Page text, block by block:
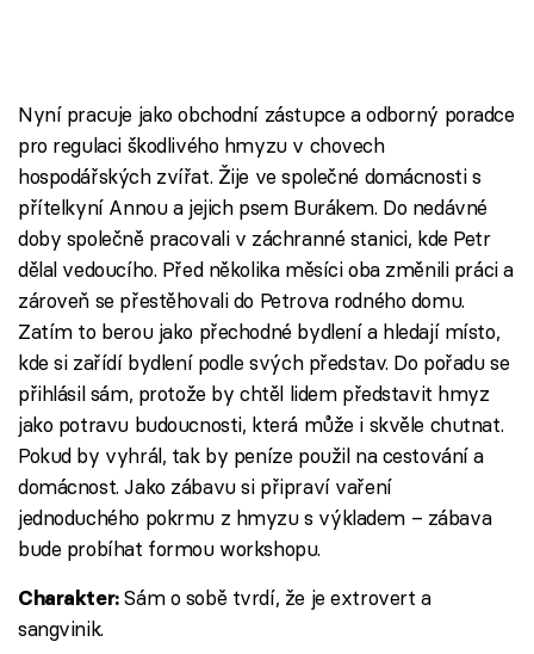
Nyní pracuje jako obchodní zástupce a odborný poradce
pro regulaci škodlivého hmyzu v chovech
hospodářských zvířat. Žije ve společné domácnosti s
přítelkyní Annou a jejich psem Burákem. Do nedávné
doby společně pracovali v záchranné stanici, kde Petr
dělal vedoucího. Před několika měsíci oba změnili práci a
zároveň se přestěhovali do Petrova rodného domu.
Zatím to berou jako přechodné bydlení a hledají místo,
kde si zařídí bydlení podle svých představ. Do pořadu se
přihlásil sám, protože by chtěl lidem představit hmyz
jako potravu budoucnosti, která může i skvěle chutnat.
Pokud by vyhrál, tak by peníze použil na cestování a
domácnost. Jako zábavu si připraví vaření
jednoduchého pokrmu z hmyzu s výkladem – zábava
bude probíhat formou workshopu.
Charakter:Sám o sobě tvrdí, že je extrovert a
sangvinik.